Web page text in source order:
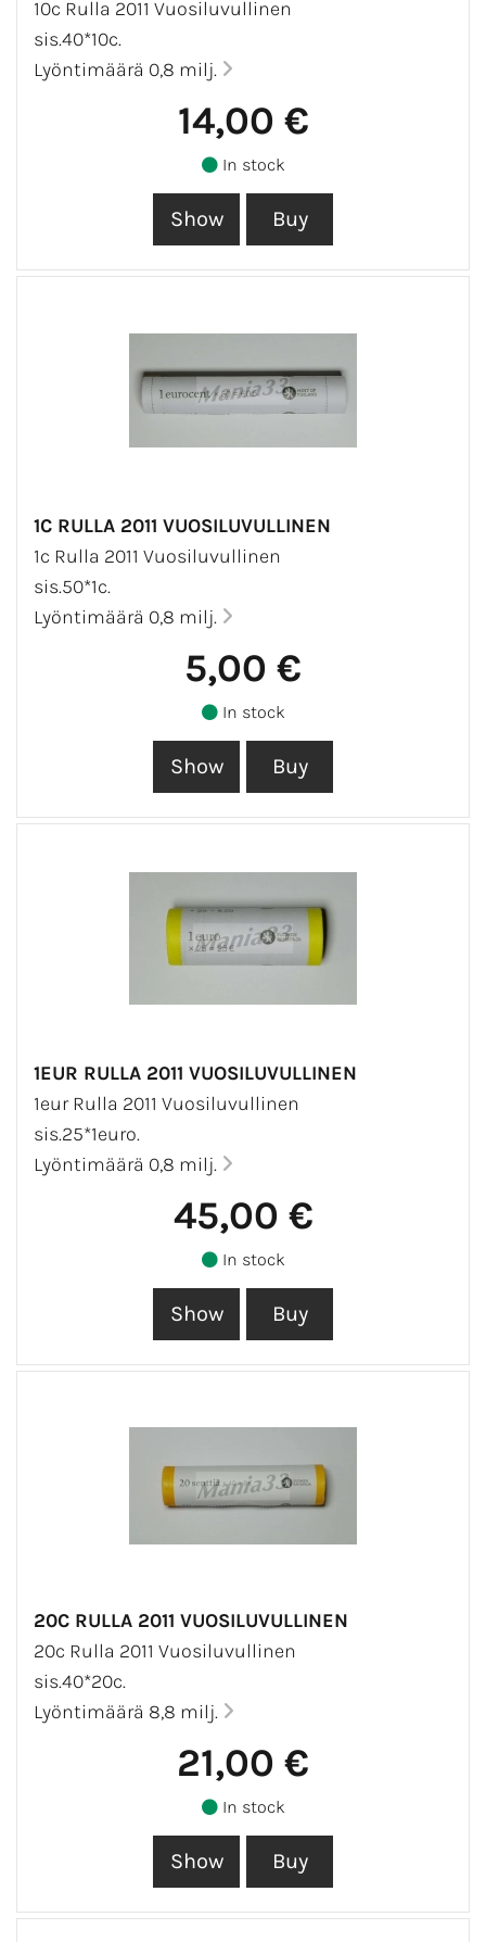
10c Rulla 2011 Vuosiluvullinen
sis.40*10c.
Lyöntimäärä 0,8 milj.
14,00 €
In stock
1C RULLA 2011 VUOSILUVULLINEN
1c Rulla 2011 Vuosiluvullinen
sis.50*1c.
Lyöntimäärä 0,8 milj.
5,00 €
In stock
1EUR RULLA 2011 VUOSILUVULLINEN
1eur Rulla 2011 Vuosiluvullinen
sis.25*1euro.
Lyöntimäärä 0,8 milj.
45,00 €
In stock
20C RULLA 2011 VUOSILUVULLINEN
20c Rulla 2011 Vuosiluvullinen
sis.40*20c.
Lyöntimäärä 8,8 milj.
21,00 €
In stock